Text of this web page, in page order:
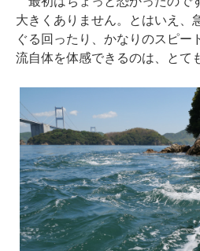
大きくありません。とはいえ、
ぐる回ったり、かなりのスピー
流自体を体感できるのは、とて